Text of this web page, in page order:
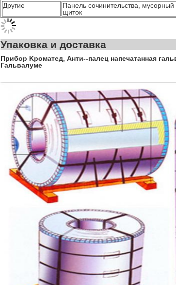
Другие
Панель сочинительства,
щиток
Упаковка
Прибор Kроматед, Анти--палец напечатанная
Гальвалуме